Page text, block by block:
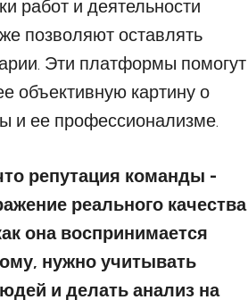
работ и деятельности
позволяют оставлять
Эти платформы помогут
объективную картину о
и ее профессионализме.
репутация команды -
реального качества
она воспринимается
нужно учитывать
и делать анализ на